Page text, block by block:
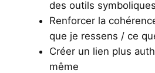
des outils symboliques
Renforcer la
que je ressens / ce
Créer un lien plus
même